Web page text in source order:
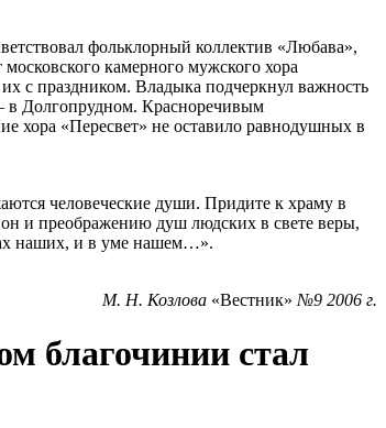
фольклорный коллектив «Любава»,
камерного мужского хора
с праздником. Владыка подчеркнул важность
в Долгопрудном. Красноречивым
хора «Пересвет» не оставило равнодушных в
человеческие души. Придите к храму в
и преображению душ людских в свете веры,
наших, и в уме нашем…».
М. Н. Козлова «Вестник» №9 2006 г.
благочинии стал